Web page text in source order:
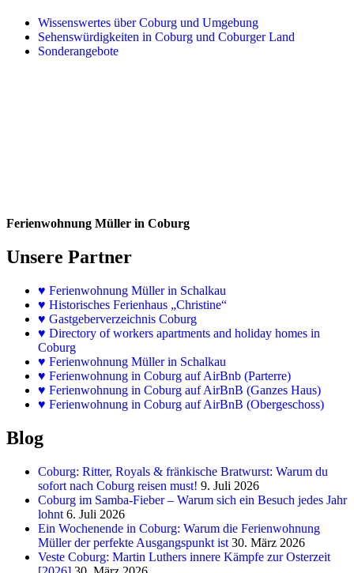
Wissenswertes über Coburg und Umgebung
Sehenswürdigkeiten in Coburg und Coburger Land
Sonderangebote
Ferienwohnung Müller in Coburg
Unsere Partner
♥ Ferienwohnung Müller in Schalkau
♥ Historisches Ferienhaus „Christine“
♥ Gastgeberverzeichnis Coburg
♥ Directory of workers apartments and holiday homes in
Coburg
♥ Ferienwohnung Müller in Schalkau
♥ Ferienwohnung in Coburg auf AirBnb (Parterre)
♥ Ferienwohnung in Coburg auf AirBnB (Ganzes Haus)
♥ Ferienwohnung in Coburg auf AirBnB (Obergeschoss)
Blog
Coburg: Ritter, Royals & fränkische Bratwurst: Warum du
sofort nach Coburg reisen must! 9. Juli 2026
Coburg im Samba-Fieber – Warum sich ein Besuch jedes Jahr
lohnt 6. Juli 2026
Ein Wochenende in Coburg: Warum die Ferienwohnung
Müller der perfekte Ausgangspunkt ist 30. März 2026
Veste Coburg: Martin Luthers innere Kämpfe zur Osterzeit